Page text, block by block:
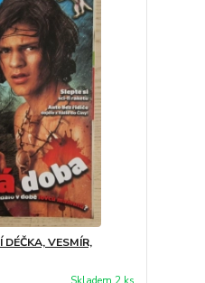
VESMÍR,